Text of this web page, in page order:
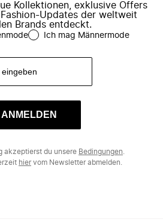
Kollektionen, exklusive Offers
Updates der weltweit
Brands entdeckt.
Ich mag Männermode
ANMELDEN
akzeptierst du unsere Bedingungen
hiervom Newsletter abmelden.